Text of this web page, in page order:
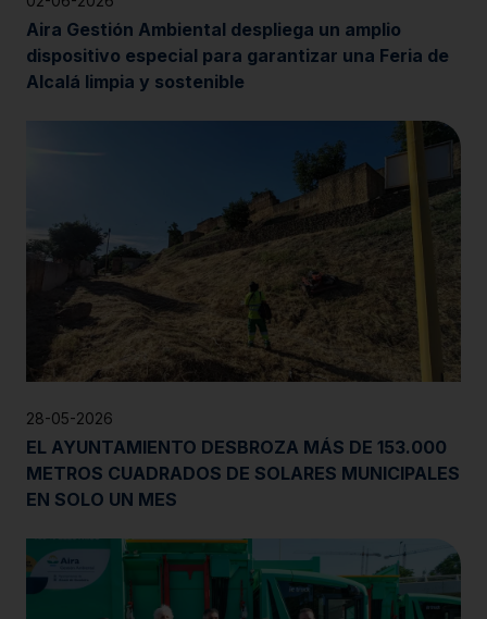
Aira Gestión Ambiental despliega un amplio
dispositivo especial para garantizar una Feria de
Alcalá limpia y sostenible
28-05-2026
EL AYUNTAMIENTO DESBROZA MÁS DE 153.000
METROS CUADRADOS DE SOLARES MUNICIPALES
EN SOLO UN MES